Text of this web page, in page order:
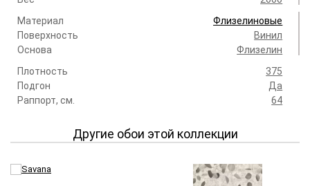
Материал
Флизелиновые
Поверхность
Винил
Основа
Флизелин
Плотность
375
Подгон
Да
Раппорт, см.
64
Другие обои этой коллекции